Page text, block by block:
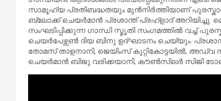
സാമൂഹ്യ പ്രതിബദ്ധതയും മുൻനിർത്തിയാണ്
ബ്ലോക്ക് ചെയർമാൻ പ്രശാന്ത് പ്രഹ്ളാദ് അറിയിച്ചു.
സംഘടിപ്പിക്കുന്ന ഗാന്ധി സ്മൃതി സംഗമത്തിൽ വച്ച്
ചെയർപേഴ്സൺ ദിയ ബിനു ഉദ്ഘാടനം ചെയ്യും.
തോമസ് താളനാനി, ജെയിംസ് കുറ്റികോട്ടയിൽ, അഡ്വ
ചെയർമാൻ ബിജു വരിക്കയാനി, കൗൺസിലർ സിജി